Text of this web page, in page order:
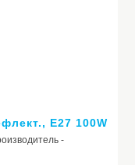
E27 100W
-